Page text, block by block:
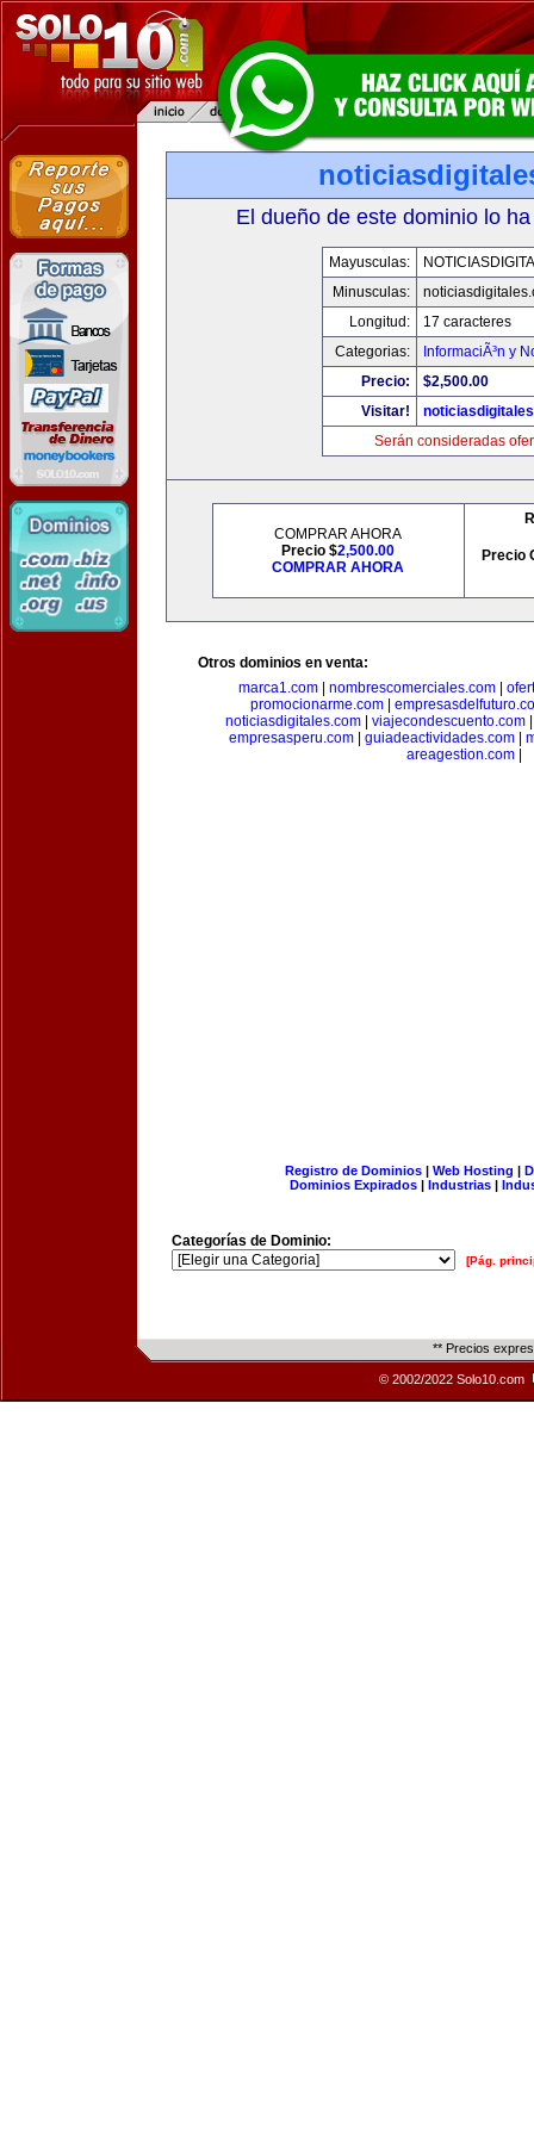
El dueño de este dominio lo
Mayusculas:
Minusculas:
Longitud:
17 caracteres
Categorias:
InformaciÃ³n y
Precio:
$2,500.00
Visitar!
Serán consideradas
COMPRAR AHORA
Precio $2,500.00
COMPRAR AHORA
Precio
Otros dominios en venta:
marca1.com| nombrescomerciales.com|
promocionarme.com|
noticiasdigitales.com| viajecondescuento.com
empresasperu.com| guiadeactividades.com|
areagestion.com|
Registro de Dominios| Web Hosting |
Dominios Expirados | Industrias |
Categorías de Dominio:
[Pág.
** Precios
© 2002/2022 Solo10.com